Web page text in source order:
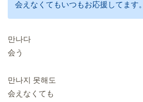
会えなくてもいつもお応援してます。
만나다
会う
만나지 못해도
会えなくても